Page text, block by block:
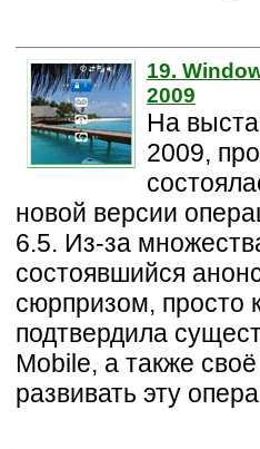
19.
2009
На
2009,
новой версии
6.5. Из-за
состоявшийся
сюрпризом, просто
подтвердила
Mobile, а также
развивать эту